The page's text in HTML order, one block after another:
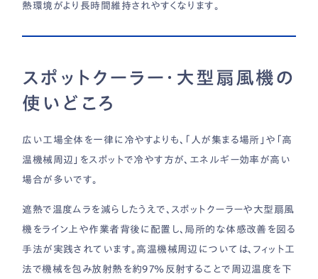
熱環境がより長時間維持されやすくなります。
スポットクーラー・大型扇風機の
使いどころ
広い工場全体を一律に冷やすよりも、「人が集まる場所」や「高
温機械周辺」をスポットで冷やす方が、エネルギー効率が高い
場合が多いです。
遮熱で温度ムラを減らしたうえで、スポットクーラーや大型扇風
機をライン上や作業者背後に配置し、局所的な体感改善を図る
手法が実践されています。高温機械周辺については、フィット工
法で機械を包み放射熱を約97％反射することで周辺温度を下